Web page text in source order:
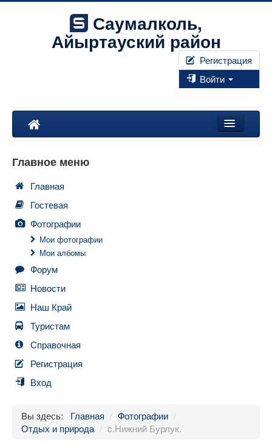
Саумалколь,
Айыртауский район
Регистрация
Войти
Правила
Искать...
Главное меню
Главная
Гостевая
Фотографии
Мои фотографии
Мои албомы
Форум
Новости
Наш Край
Туристам
Справочная
Регистрация
Вход
Вы здесь: Главная / Фотографии /
Отдых и природа / c.Нижний Бурлук.